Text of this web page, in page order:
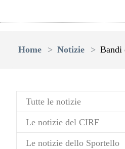
Home
Notizie Bandi
Tutte le notizie
Le notizie del CIRF
Le notizie dello Sportello